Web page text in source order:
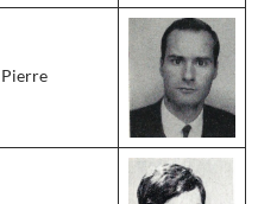
Pierre